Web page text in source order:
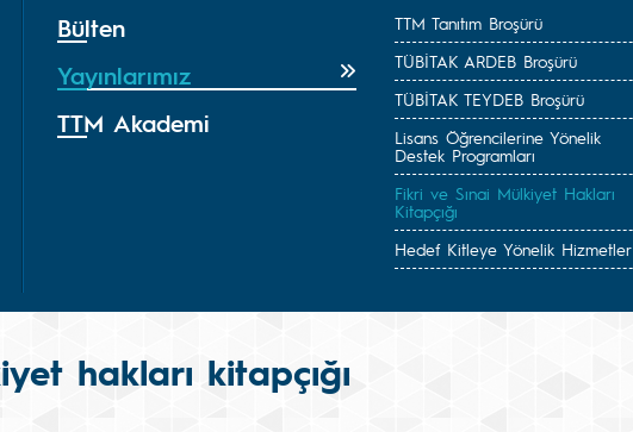
Bülten
Yayınlarımız
TTM Akademi
TTM Tanıtım Broşürü
TÜBİTAK ARDEB Broşürü
TÜBİTAK TEYDEB Broşürü
Lisans Öğrencilerine Yönelik
Destek Programları
Fikri ve Sınai Mülkiyet Hakları
Kitapçığı
Hedef Kitleye Yönelik Hizmetler
hakları kitapçığı